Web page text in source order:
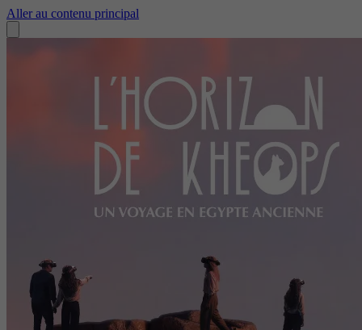
Aller au contenu principal